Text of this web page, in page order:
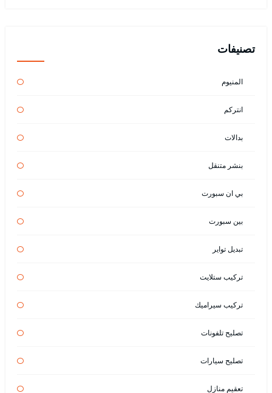
تصنيفات
المنيوم
انتركم
بدالات
بنشر متنقل
بي ان سبورت
بين سبورت
تبديل تواير
تركيب ستلايت
تركيب سيراميك
تصليح تلفونات
تصليح سيارات
تعقيم منازل